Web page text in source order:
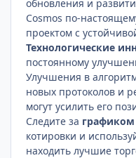
обновления и
Cosmos по-
проектом с
Технологические
постоянному
Улучшения в
новых протоколов и
могут усилить его
Следите за графиком
котировки и
находить лучшие